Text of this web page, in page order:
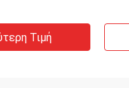
Τιμή